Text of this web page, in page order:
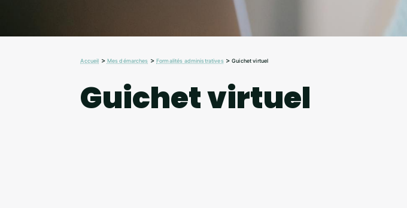
Accueil > Mes démarches >Formalités administratives>Guichet virtuel
Guichet virtuel